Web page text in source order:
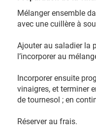
Mélanger ensemble
avec une cuillère à
Ajouter au saladier la
l’incorporer au
Incorporer ensuite
vinaigres, et terminer
de tournesol ; en
Réserver au frais.